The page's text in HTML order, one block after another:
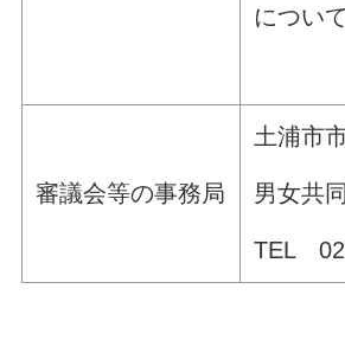
につい
審議会等の事務局
土浦市
男女共
TEL